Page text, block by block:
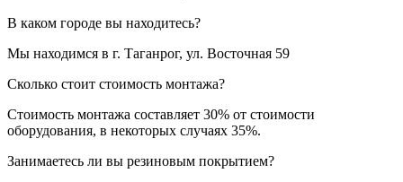
В каком городе вы находитесь?
Мы находимся в г. Таганрог, ул. Восточная 59
Сколько стоит стоимость монтажа?
Стоимость монтажа составляет 30% от стоимости
оборудования, в некоторых случаях 35%.
Занимаетесь ли вы резиновым покрытием?